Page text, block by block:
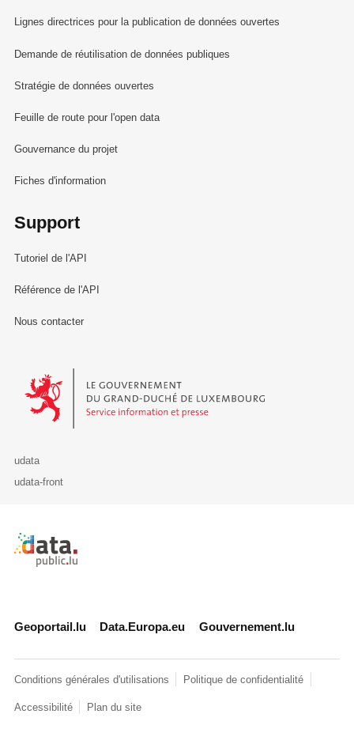
Lignes directrices pour la publication de données ouvertes
Demande de réutilisation de données publiques
Stratégie de données ouvertes
Feuille de route pour l'open data
Gouvernance du projet
Fiches d'information
Support
Tutoriel de l'API
Référence de l'API
Nous contacter
Le Gouvernement du Grand-Duché de Luxembourg - Service
udata
udata-front
Retour à l'accueil de data.public.lu
Geoportail.lu Data.Europa.eu Gouvernement.lu
Conditions générales d'utilisations Politique de confidentialité
Accessibilité Plan du site